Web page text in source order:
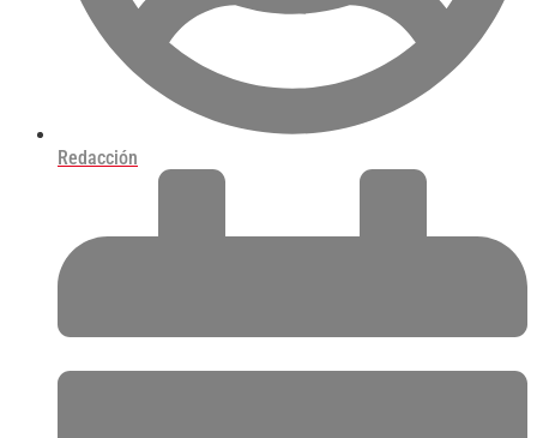
Redacción